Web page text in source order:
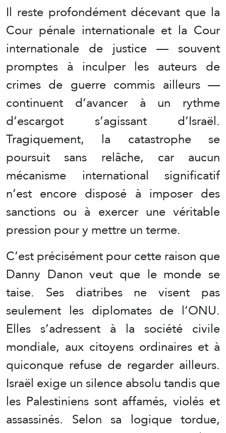
Il reste profondément décevant que la
Cour pénale internationale et la Cour
internationale de justice — souvent
promptes à inculper les auteurs de
crimes de guerre commis ailleurs —
continuent d’avancer à un rythme
d’escargot s’agissant d’Israël.
Tragiquement, la catastrophe se
poursuit sans relâche, car aucun
mécanisme international significatif
n’est encore disposé à imposer des
sanctions ou à exercer une véritable
pression pour y mettre un terme.
C’est précisément pour cette raison que
Danny Danon veut que le monde se
taise. Ses diatribes ne visent pas
seulement les diplomates de l’ONU.
Elles s’adressent à la société civile
mondiale, aux citoyens ordinaires et à
quiconque refuse de regarder ailleurs.
Israël exige un silence absolu tandis que
les Palestiniens sont affamés, violés et
assassinés. Selon sa logique tordue,